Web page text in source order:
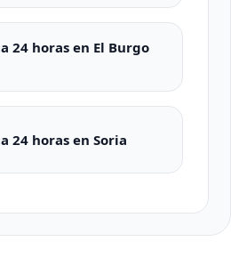
24 horas en El Burgo
24 horas en Soria